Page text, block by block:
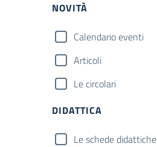
NOVITÀ
Calendario eventi
Articoli
Le circolari
DIDATTICA
Le schede didattiche